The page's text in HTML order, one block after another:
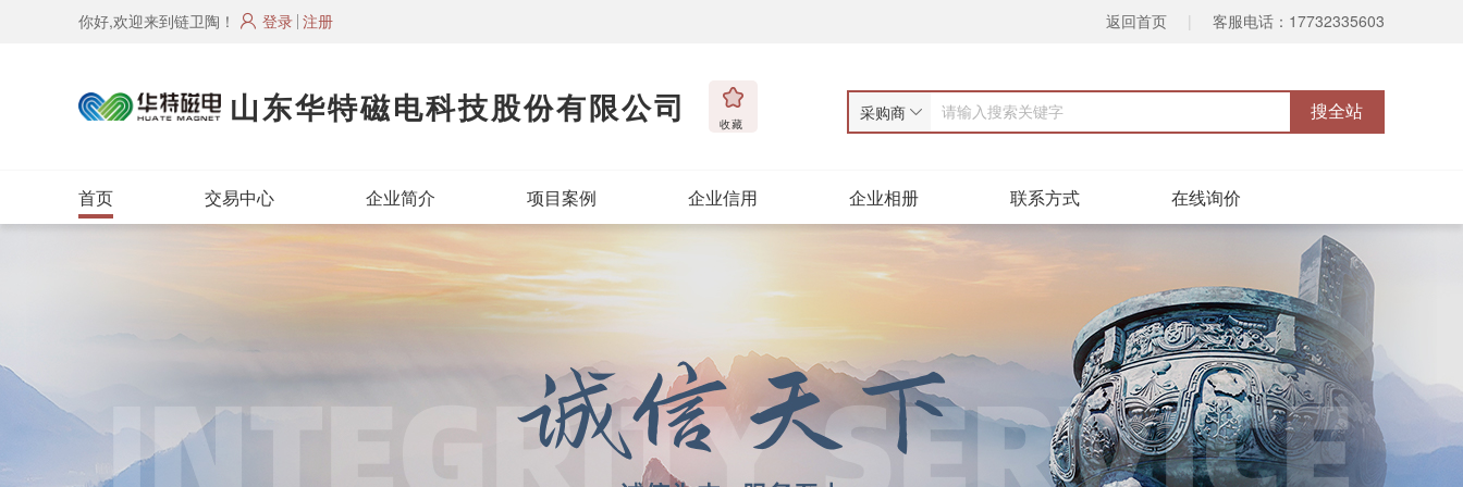
你好,欢迎来到链卫陶！ 登录 注册 返回首页 | 客服电话：17732335603
山东华特磁电科技股份有限公司 收藏
采购商
首页 交易中心 企业简介 项目案例 企业信用 企业相册 联系方式 在线询价